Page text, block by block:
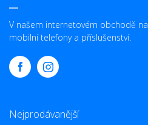
V našem internetovém obchodě
mobilní telefony a příslušenství.
Nejprodávanější